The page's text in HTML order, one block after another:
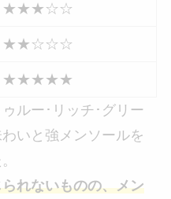
★★★☆☆
★★☆☆☆
★★★★★
ルー･リッチ･グリー
いと強メンソールを
れないものの、メン